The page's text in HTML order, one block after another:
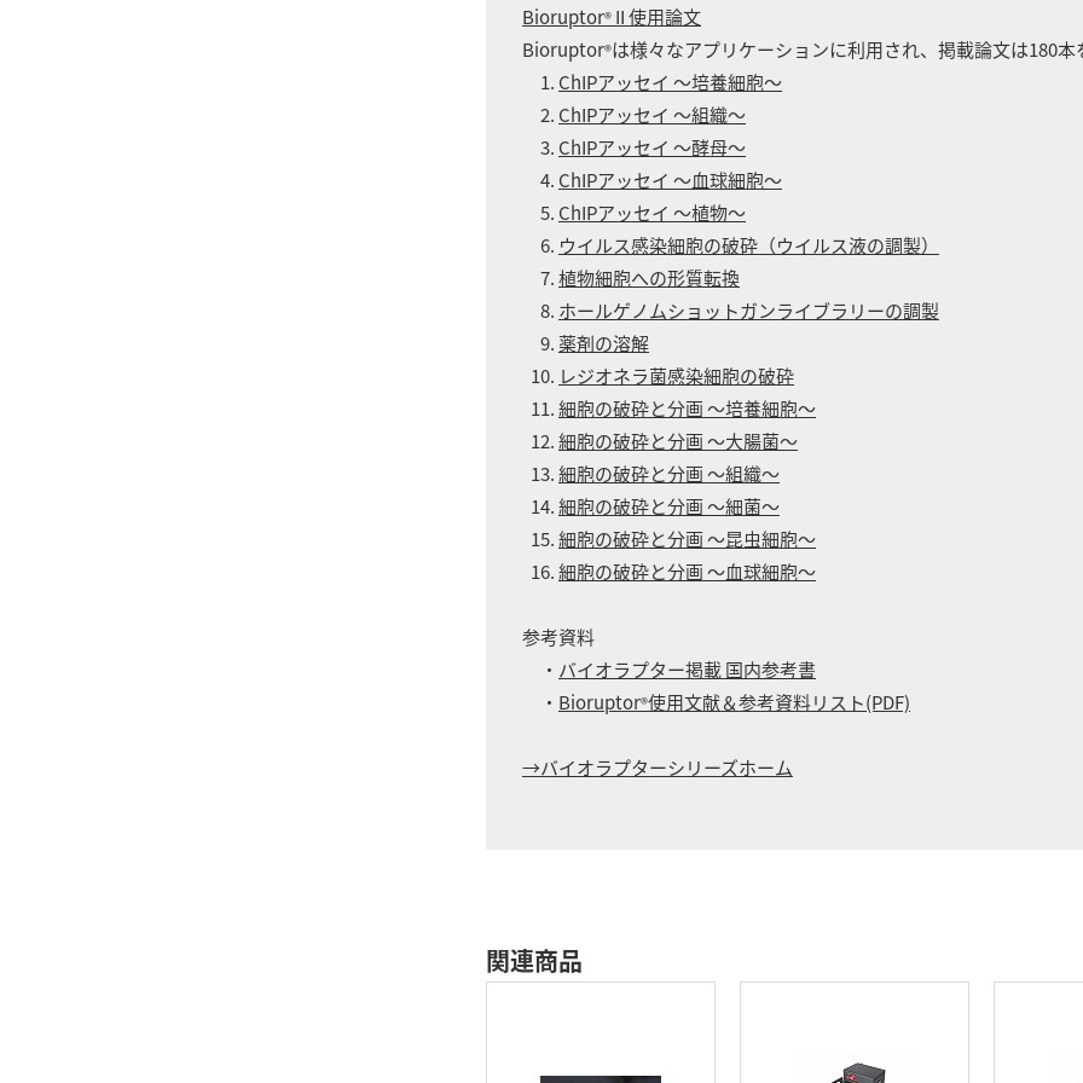
Bioruptor® II 使用論文
Bioruptor®は様々なアプリケーションに利用され、掲載論文は180本
ChIPアッセイ ～培養細胞～
ChIPアッセイ ～組織～
ChIPアッセイ ～酵母～
ChIPアッセイ ～血球細胞～
ChIPアッセイ ～植物～
ウイルス感染細胞の破砕（ウイルス液の調製）
植物細胞への形質転換
ホールゲノムショットガンライブラリーの調製
薬剤の溶解
レジオネラ菌感染細胞の破砕
細胞の破砕と分画 ～培養細胞～
細胞の破砕と分画 ～大腸菌～
細胞の破砕と分画 ～組織～
細胞の破砕と分画 ～細菌～
細胞の破砕と分画 ～昆虫細胞～
細胞の破砕と分画 ～血球細胞～
参考資料
・ バイオラプター掲載 国内参考書
・ Bioruptor®使用文献＆参考資料リスト(PDF)
→バイオラプターシリーズホーム
関連商品